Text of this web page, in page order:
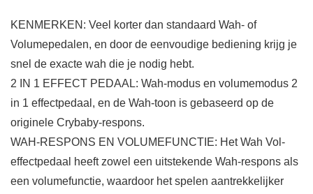
KENMERKEN: Veel korter dan standaard Wah- of
Volumepedalen, en door de eenvoudige bediening krijg je
snel de exacte wah die je nodig hebt.
2 IN 1 EFFECT PEDAAL: Wah-modus en volumemodus 2
in 1 effectpedaal, en de Wah-toon is gebaseerd op de
originele Crybaby-respons.
WAH-RESPONS EN VOLUMEFUNCTIE: Het Wah Vol-
effectpedaal heeft zowel een uitstekende Wah-respons als
een volumefunctie, waardoor het spelen aantrekkelijker